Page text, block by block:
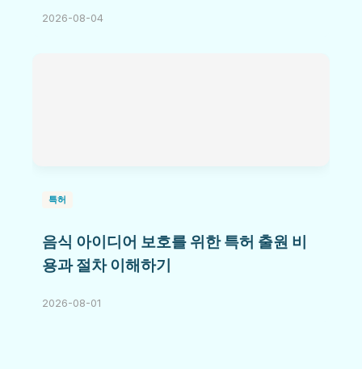
2026-08-04
특허
음식 아이디어 보호를 위한 특허 출원 비
용과 절차 이해하기
2026-08-01